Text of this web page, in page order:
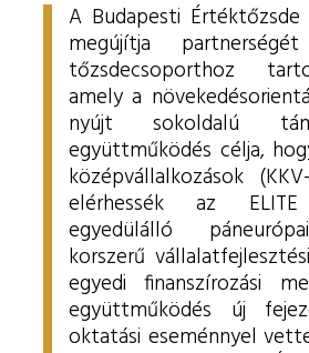
A Budapesti Értéktőzsde
megújítja
tőzsdecsoporthoz
amely a
nyújt sokoldalú
együttműködés célja,
középvállalkozások
elérhessék az
egyedülálló
korszerű
egyedi finanszírozási
együttműködés új
oktatási eseménnyel